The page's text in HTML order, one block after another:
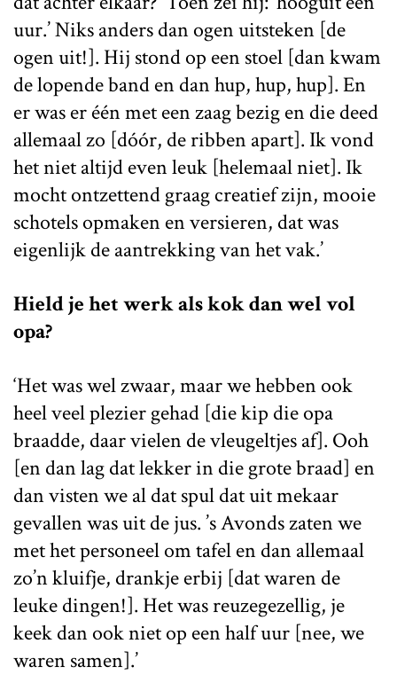
uur.’ Niks anders dan ogen uitsteken [de
ogen uit!]. Hij stond op een stoel [dan kwam
de lopende band en dan hup, hup, hup]. En
er was er één met een zaag bezig en die deed
allemaal zo [dóór, de ribben apart]. Ik vond
het niet altijd even leuk [helemaal niet]. Ik
mocht ontzettend graag creatief zijn, mooie
schotels opmaken en versieren, dat was
eigenlijk de aantrekking van het vak.’
Hield je het werk als kok dan wel vol
opa?
‘Het was wel zwaar, maar we hebben ook
heel veel plezier gehad [die kip die opa
braadde, daar vielen de vleugeltjes af]. Ooh
[en dan lag dat lekker in die grote braad] en
dan visten we al dat spul dat uit mekaar
gevallen was uit de jus. ’s Avonds zaten we
met het personeel om tafel en dan allemaal
zo’n kluifje, drankje erbij [dat waren de
leuke dingen!]. Het was reuzegezellig, je
keek dan ook niet op een half uur [nee, we
waren samen].’